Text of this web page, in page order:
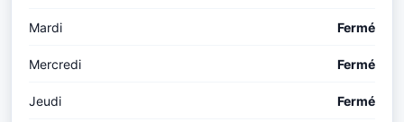
Mardi Fermé
Mercredi Fermé
Jeudi Fermé